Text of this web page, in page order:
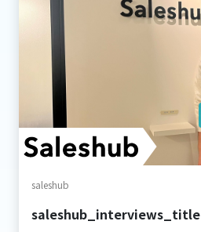
saleshub
saleshub_interviews_title